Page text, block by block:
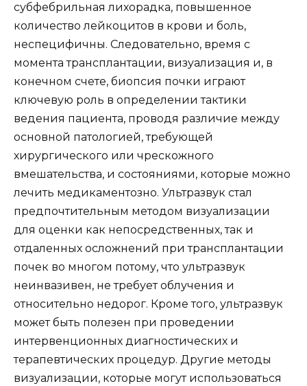
субфебрильная лихорадка, повышенное
количество лейкоцитов в крови и боль,
неспецифичны. Следовательно, время с
момента трансплантации, визуализация и, в
конечном счете, биопсия почки играют
ключевую роль в определении тактики
ведения пациента, проводя различие между
основной патологией, требующей
хирургического или чрескожного
вмешательства, и состояниями, которые можно
лечить медикаментозно. Ультразвук стал
предпочтительным методом визуализации
для оценки как непосредственных, так и
отдаленных осложнений при трансплантации
почек во многом потому, что ультразвук
неинвазивен, не требует облучения и
относительно недорог. Кроме того, ультразвук
может быть полезен при проведении
интервенционных диагностических и
терапевтических процедур. Другие методы
визуализации, которые могут использоваться